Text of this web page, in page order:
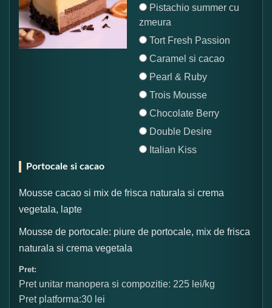
Pistachio summer cu
zmeura
Tort Fresh Passion
Caramel si cacao
Pearl & Ruby
Trois Mousse
Chocolate Berry
Double Desire
Italian Kiss
Portocale si cacao
Mousse cacao si mix de frisca naturala si crema
vegetala, lapte
Mousse de portocale: piure de portocale, mix de frisca
naturala si crema vegetala
Pret:
Pret unitar manopera si compozitie: 225 lei/kg
Pret platforma:30 lei